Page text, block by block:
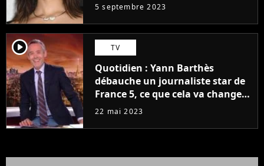
5 septembre 2023
player2 TV
Quotidien : Yann Barthès
débauche un journaliste star de
France 5, ce que cela va changer
à la rentrée
22 mai 2023